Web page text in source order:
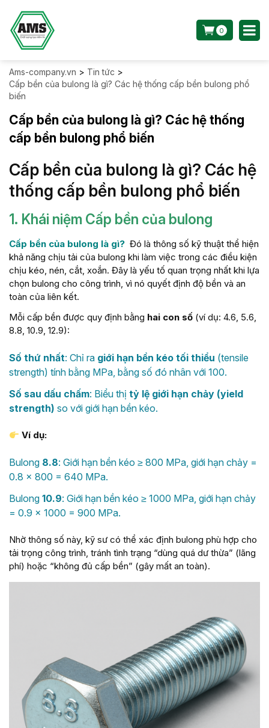
0
Ams-company.vn > Tin tức >
Cấp bền của bulong là gì? Các hệ thống cấp bền bulong phổ
biến
Cấp bền của bulong là gì? Các hệ thống
cấp bền bulong phổ biến
Cấp bền của bulong là gì? Các hệ
thống cấp bền bulong phổ biến
1. Khái niệm Cấp bền của bulong
Cấp bền của bulong là gì? Đó là thông số kỹ thuật thể hiện
khả năng chịu tải của bulong khi làm việc trong các điều kiện
chịu kéo, nén, cắt, xoắn. Đây là yếu tố quan trọng nhất khi lựa
chọn bulong cho công trình, vì nó quyết định độ bền và an
toàn của liên kết.
Mỗi cấp bền được quy định bằng hai con số (ví dụ: 4.6, 5.6,
8.8, 10.9, 12.9):
Số thứ nhất: Chỉ ra giới hạn bền kéo tối thiểu (tensile
strength) tính bằng MPa, bằng số đó nhân với 100.
Số sau dấu chấm: Biểu thị tỷ lệ giới hạn chảy (yield
strength) so với giới hạn bền kéo.
Ví dụ:
Bulong 8.8: Giới hạn bền kéo ≥ 800 MPa, giới hạn chảy =
0.8 × 800 = 640 MPa.
Bulong 10.9: Giới hạn bền kéo ≥ 1000 MPa, giới hạn chảy
= 0.9 × 1000 = 900 MPa.
Nhờ thông số này, kỹ sư có thể xác định bulong phù hợp cho
tải trọng công trình, tránh tình trạng “dùng quá dư thừa” (lãng
phí) hoặc “không đủ cấp bền” (gây mất an toàn).